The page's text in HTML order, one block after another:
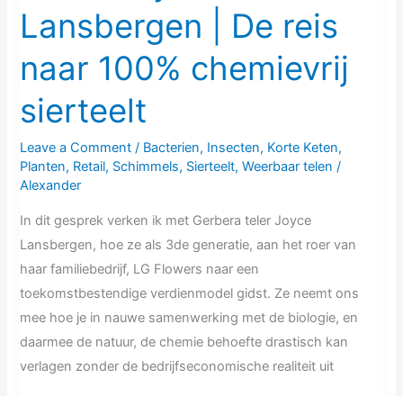
Lansbergen | De reis
naar 100% chemievrij
sierteelt
Leave a Comment / Bacterien, Insecten, Korte Keten,
Planten, Retail, Schimmels, Sierteelt,Weerbaar telen /
Alexander
In dit gesprek verken ik met Gerbera teler Joyce
Lansbergen, hoe ze als 3de generatie, aan het roer van
haar familiebedrijf, LG Flowers naar een
toekomstbestendige verdienmodel gidst. Ze neemt ons
mee hoe je in nauwe samenwerking met de biologie, en
daarmee de natuur, de chemie behoefte drastisch kan
verlagen zonder de bedrijfseconomische realiteit uit